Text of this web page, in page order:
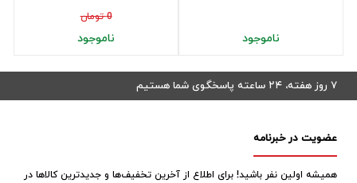
0 تومان
ناموجود ناموجود
۷ روز هفته، ۲۴ ساعته پاسخگوی شما هستیم
عضویت در خبرنامه
همیشه اولین نفر باشید! برای اطلاع از آخرین تخفیف‌ها و جدیدترین کالاها در